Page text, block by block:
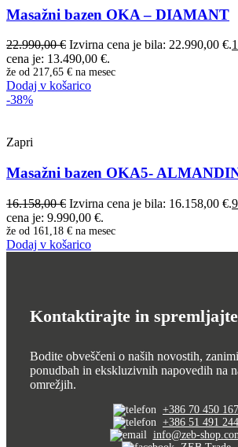
Masažni bazen OKA – DIAMANT
22.990,00€ Izvirna cena je bila: 22.990,00 €.
cena je: 13.490,00 €.
že od 217,65 € na mesec
Dodaj v košarico
-38%
Zapri
Masažni bazen OKA5-
16.158,00€ Izvirna cena je bila: 16.158,00 €.
cena je: 9.990,00 €.
že od 161,18 € na mesec
Dodaj v košarico
Kontaktirajte in
Bodite obveščeni o naših novostih,
ponudbah in ekskluzivnih napovedih na
omrežjih.
+386 70 450 167
+386 51 491 244
info@zeb-